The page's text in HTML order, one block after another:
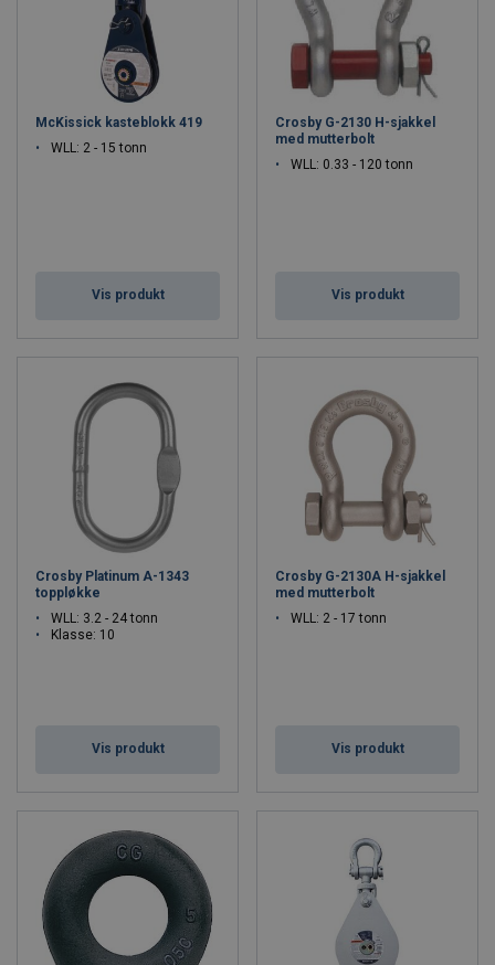
McKissick kasteblokk 419
WLL: 2 - 15 tonn
Vis produkt
Crosby G-2130 H-sjakkel
med mutterbolt
WLL: 0.33 - 120 tonn
Vis produkt
Crosby Platinum A-1343
toppløkke
WLL: 3.2 - 24 tonn
Klasse: 10
Vis produkt
Crosby G-2130A H-sjakkel
med mutterbolt
WLL: 2 - 17 tonn
Vis produkt